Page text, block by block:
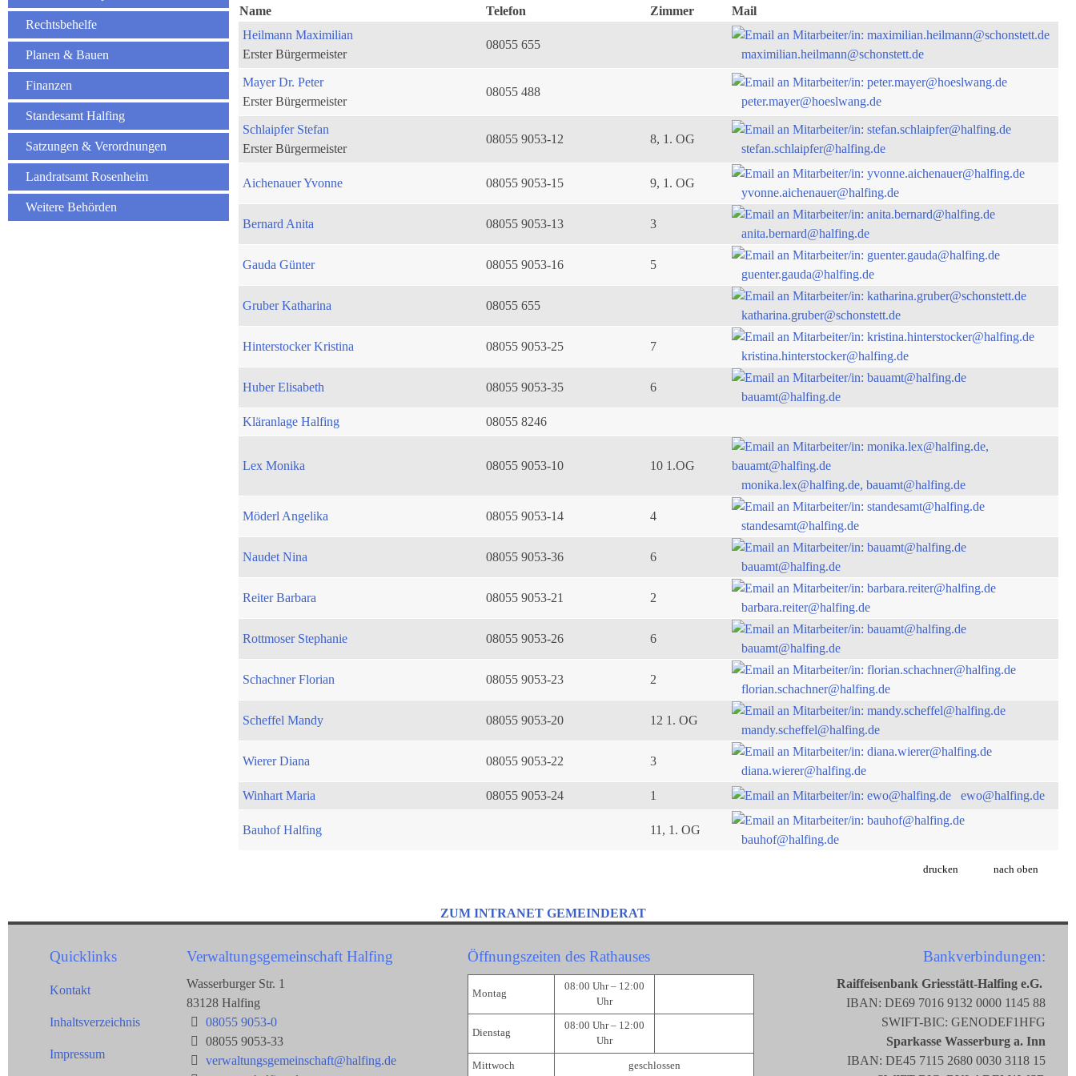
Rechtsbehelfe
Planen & Bauen
Finanzen
Standesamt Halfing
Satzungen & Verordnungen
Landratsamt Rosenheim
Weitere Behörden
Name
Telefon Zimmer
Mail
Heilmann Maximilian
Erster Bürgermeister
08055 655
maximilian.heilmann@schonstett.de
Mayer Dr. Peter
Erster Bürgermeister
08055 488
peter.mayer@hoeslwang.de
Schlaipfer Stefan
Erster Bürgermeister
08055 9053-12 8, 1. OG
stefan.schlaipfer@halfing.de
Aichenauer Yvonne 08055 9053-15 9, 1. OG
yvonne.aichenauer@halfing.de
Bernard Anita 08055 9053-13 3
anita.bernard@halfing.de
Gauda Günter 08055 9053-16 5
guenter.gauda@halfing.de
Gruber Katharina 08055 655
katharina.gruber@schonstett.de
Hinterstocker Kristina 08055 9053-25 7
kristina.hinterstocker@halfing.de
Huber Elisabeth 08055 9053-35 6
bauamt@halfing.de
Kläranlage Halfing
08055 8246
Lex Monika 08055 9053-10
10 1.OG
monika.lex@halfing.de, bauamt@halfing.de
Möderl Angelika 08055 9053-14 4
standesamt@halfing.de
Naudet Nina 08055 9053-36 6
bauamt@halfing.de
Reiter Barbara 08055 9053-21 2
barbara.reiter@halfing.de
Rottmoser Stephanie 08055 9053-26 6
bauamt@halfing.de
Schachner Florian 08055 9053-23 2
florian.schachner@halfing.de
Scheffel Mandy 08055 9053-20 12 1. OG
mandy.scheffel@halfing.de
Wierer Diana 08055 9053-22 3
diana.wierer@halfing.de
Winhart Maria
08055 9053-24 1 ewo@halfing.de
Bauhof Halfing 11, 1. OG
bauhof@halfing.de
drucken nach oben
ZUM INTRANET GEMEINDERAT
Quicklinks
Kontakt
Inhaltsverzeichnis
Impressum
Verwaltungsgemeinschaft Halfing
Wasserburger Str. 1
83128 Halfing
08055 9053-0
08055 9053-33
verwaltungsgemeinschaft@halfing.de
Öffnungszeiten des Rathauses
Montag
08:00 Uhr – 12:00
Uhr
Dienstag
08:00 Uhr – 12:00
Uhr
Mittwoch geschlossen
Bankverbindungen:
Raiffeisenbank Griesstätt-Halfing e.G.
IBAN: DE69 7016 9132 0000 1145 88
SWIFT-BIC: GENODEF1HFG
Sparkasse Wasserburg a. Inn
IBAN: DE45 7115 2680 0030 3118 15